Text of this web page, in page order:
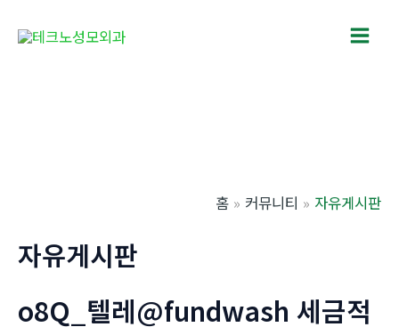
Main
홈 커뮤니티 자유게시판
자유게시판
o8Q_텔레@fundwash 세금적